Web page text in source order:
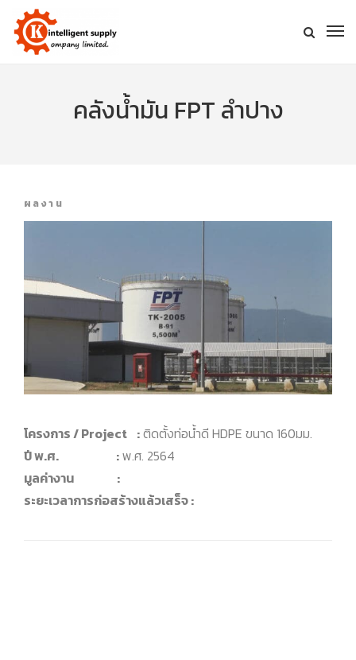
คลังน้ำมัน FPT ลำปาง
ผลงาน
โครงการ / Project :ติดตั้งท่อน้ำดี HDPE ขนาด 160มม.
ปี พ.ศ. :พ.ศ. 2564
มูลค่างาน :
ระยะเวลาการก่อสร้างแล้วเสร็จ :